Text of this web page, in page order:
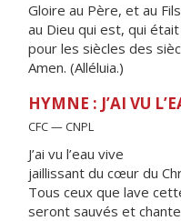
Gloire au Père, et au
au Dieu qui est, qui
pour les siècles des
Amen. (Alléluia.)
HYMNE : J’AI VU
CFC — CNPL
J’ai vu l’eau vive
jaillissant du cœur du
Tous ceux que lave
seront sauvés et